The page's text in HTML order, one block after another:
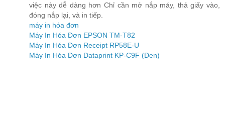
việc này dễ dàng hơn Chỉ cần mở nắp máy, thả giấy vào,
đóng nắp lại, và in tiếp.
máy in hóa đơn
Máy In Hóa Đơn EPSON TM-T82
Máy In Hóa Đơn Receipt RP58E-U
Máy In Hóa Đơn Dataprint KP-C9F (Đen)